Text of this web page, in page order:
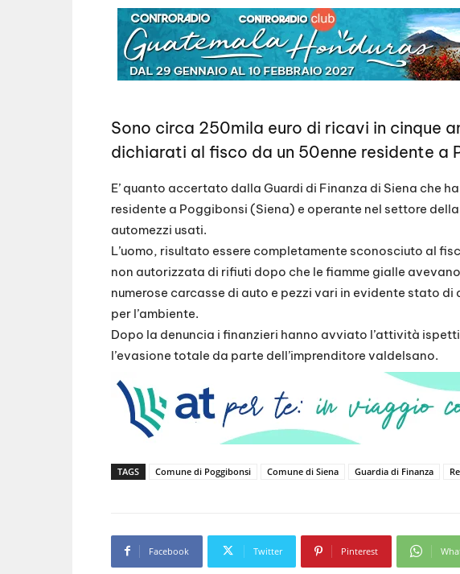
Sono circa 250mila euro di ricavi in cinque
dichiarati al fisco da un 50enne residente a
E’ quanto accertato dalla Guardi di Finanza di Siena che
residente a Poggibonsi (Siena) e operante nel settore
automezzi usati.
L’uomo, risultato essere completamente sconosciuto al
non autorizzata di rifiuti dopo che le fiamme gialle
numerose carcasse di auto e pezzi vari in evidente stato
per l’ambiente.
Dopo la denuncia i finanzieri hanno avviato l’attività
l’evasione totale da parte dell’imprenditore valdelsano.
TAGS Comune di Poggibonsi Comune di Siena Guardia di Finanza
Facebook Twitter Pinterest